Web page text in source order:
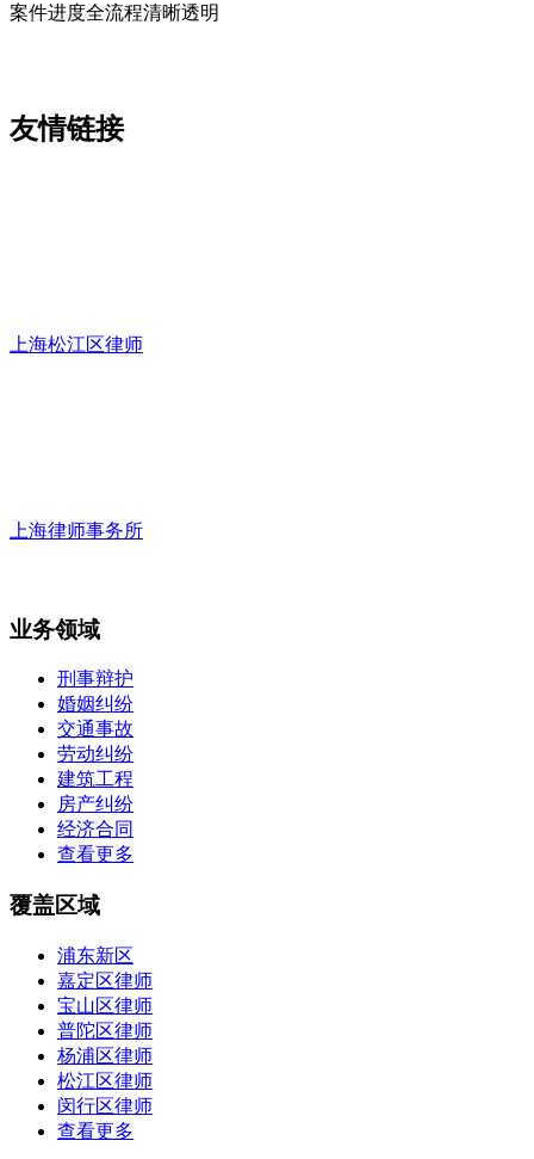
案件进度全流程清晰透明
友情链接
上海松江区律师
上海律师事务所
业务领域
刑事辩护
婚姻纠纷
交通事故
劳动纠纷
建筑工程
房产纠纷
经济合同
查看更多
覆盖区域
浦东新区
嘉定区律师
宝山区律师
普陀区律师
杨浦区律师
松江区律师
闵行区律师
查看更多